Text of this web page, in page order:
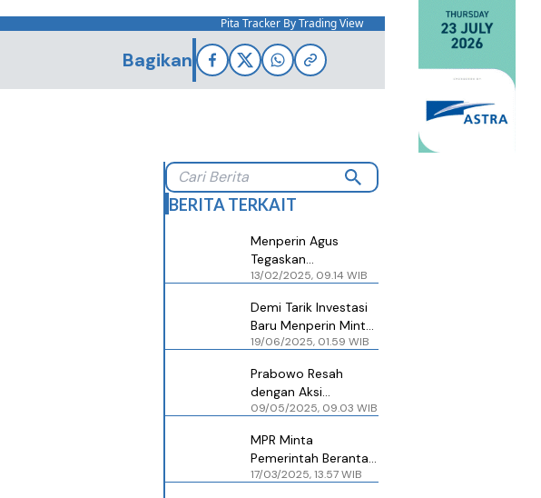
Pita Tracker By Trading View
Bagikan
BERITA TERKAIT
Menperin Agus
Tegaskan
Premanisme Ormas
Hambat Investasi
13/02/2025, 09.14 WIB
Demi Tarik Investasi
Baru Menperin Minta
Kawasan Industri
Premanisme
19/06/2025, 01.59 WIB
Prabowo Resah
dengan Aksi
Premanisme Berbaju
Investasi
09/05/2025, 09.03 WIB
MPR Minta
Pemerintah Berantas
Premanisme Ormas
17/03/2025, 13.57 WIB